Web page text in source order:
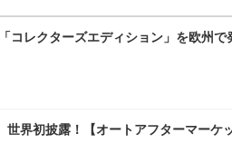
コレクターズエディション」を欧州で
界初披露！【オートアフターマーケ